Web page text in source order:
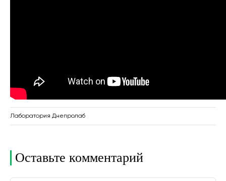
Лаборатория Днепролаб
Оставьте комментарий